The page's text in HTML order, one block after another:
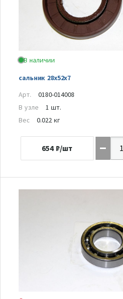
В наличии
сальник 28х52х7
Арт.
0180-014008
В узле
1 шт.
Вес
0.022 кг
654 ₽/шт